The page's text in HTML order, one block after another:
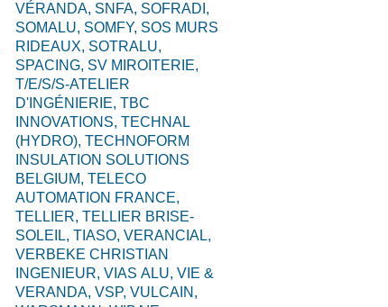
VÉRANDA, SNFA, SOFRADI,
SOMALU, SOMFY, SOS MURS
RIDEAUX, SOTRALU,
SPACING, SV MIROITERIE,
T/E/S/S-ATELIER
D'INGÉNIERIE,TBC
INNOVATIONS,TECHNAL
(HYDRO),TECHNOFORM
INSULATION SOLUTIONS
BELGIUM,TELECO
AUTOMATION FRANCE,
TELLIER,TELLIER BRISE-
SOLEIL,TIASO,VERANCIAL,
VERBEKE CHRISTIAN
INGENIEUR,VIAS ALU,VIE &
VERANDA,VSP,VULCAIN,